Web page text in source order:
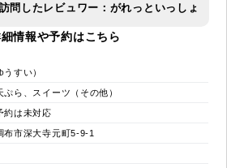
問したレビュワー：がれっといっしょ
情報や予約はこちら
すい）
ぷら、スイーツ（その他）
約は未対応
布市深大寺元町5-9-1